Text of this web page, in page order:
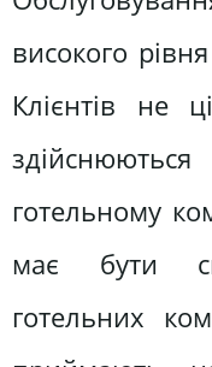
високого
Клієнтів не
готельному
має бути
готельних